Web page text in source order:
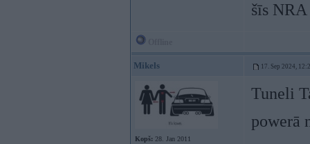
šīs
Mikels 17. Sep 2024,
Kopš: 28. Jan 2011
Tuneli
powerā